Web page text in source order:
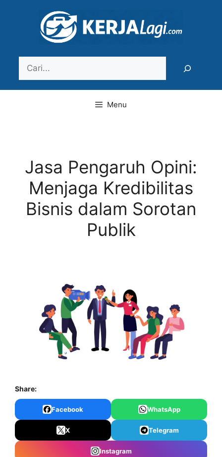
Menu
Jasa Pengaruh Opini:
Menjaga Kredibilitas
Bisnis dalam Sorotan
Publik
Share:
Facebook WhatsApp
X Telegram
Instagram